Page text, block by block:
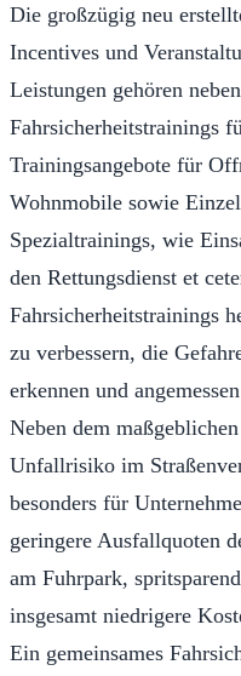
Die großzügig neu
Incentives und
Leistungen gehören
Fahrsicherheitstrainings
Trainingsangebote für
Wohnmobile sowie
Spezialtrainings, wie
den Rettungsdienst et
Fahrsicherheitstrainings
zu verbessern, die
erkennen und
Neben dem
Unfallrisiko im
besonders für
geringere Ausfallquoten
am Fuhrpark,
insgesamt niedrigere
Ein gemeinsames